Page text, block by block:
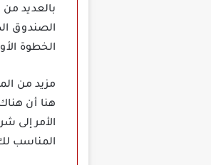
بالعديد
الصندوق
الخطوة
مزيد من
هنا أن
الأمر إلى
المناسب